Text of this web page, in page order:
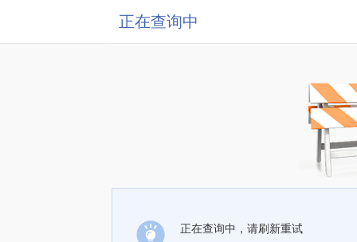
正在查询中
正在查询中，请刷新重试